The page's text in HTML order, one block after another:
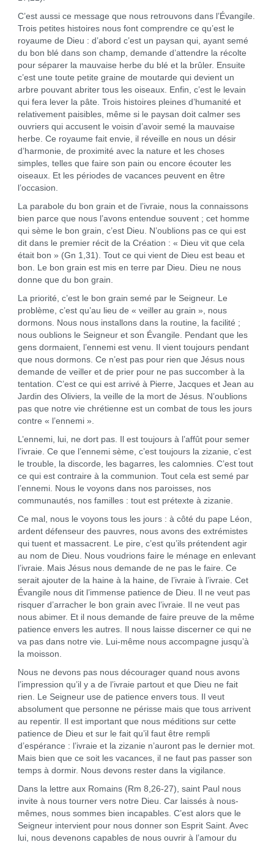
C’est aussi ce message que nous retrouvons dans l’Évangile.
Trois petites histoires nous font comprendre ce qu’est le
royaume de Dieu : d’abord c’est un paysan qui, ayant semé
du bon blé dans son champ, demande d’attendre la récolte
pour séparer la mauvaise herbe du blé et la brûler. Ensuite
c’est une toute petite graine de moutarde qui devient un
arbre pouvant abriter tous les oiseaux. Enfin, c’est le levain
qui fera lever la pâte. Trois histoires pleines d’humanité et
relativement paisibles, même si le paysan doit calmer ses
ouvriers qui accusent le voisin d’avoir semé la mauvaise
herbe. Ce royaume fait envie, il réveille en nous un désir
d’harmonie, de proximité avec la nature et les choses
simples, telles que faire son pain ou encore écouter les
oiseaux. Et les périodes de vacances peuvent en être
l’occasion.
La parabole du bon grain et de l’ivraie, nous la connaissons
bien parce que nous l’avons entendue souvent ; cet homme
qui sème le bon grain, c’est Dieu. N’oublions pas ce qui est
dit dans le premier récit de la Création : « Dieu vit que cela
était bon » (Gn 1,31). Tout ce qui vient de Dieu est beau et
bon. Le bon grain est mis en terre par Dieu. Dieu ne nous
donne que du bon grain.
La priorité, c’est le bon grain semé par le Seigneur. Le
problème, c’est qu’au lieu de « veiller au grain », nous
dormons. Nous nous installons dans la routine, la facilité ;
nous oublions le Seigneur et son Évangile. Pendant que les
gens dormaient, l’ennemi est venu. Il vient toujours pendant
que nous dormons. Ce n’est pas pour rien que Jésus nous
demande de veiller et de prier pour ne pas succomber à la
tentation. C’est ce qui est arrivé à Pierre, Jacques et Jean au
Jardin des Oliviers, la veille de la mort de Jésus. N’oublions
pas que notre vie chrétienne est un combat de tous les jours
contre « l’ennemi ».
L’ennemi, lui, ne dort pas. Il est toujours à l’affût pour semer
l’ivraie. Ce que l’ennemi sème, c’est toujours la zizanie, c’est
le trouble, la discorde, les bagarres, les calomnies. C’est tout
ce qui est contraire à la communion. Tout cela est semé par
l’ennemi. Nous le voyons dans nos paroisses, nos
communautés, nos familles : tout est prétexte à zizanie.
Ce mal, nous le voyons tous les jours : à côté du pape Léon,
ardent défenseur des pauvres, nous avons des extrémistes
qui tuent et massacrent. Le pire, c’est qu’ils prétendent agir
au nom de Dieu. Nous voudrions faire le ménage en enlevant
l’ivraie. Mais Jésus nous demande de ne pas le faire. Ce
serait ajouter de la haine à la haine, de l’ivraie à l’ivraie. Cet
Évangile nous dit l’immense patience de Dieu. Il ne veut pas
risquer d’arracher le bon grain avec l’ivraie. Il ne veut pas
nous abimer. Et il nous demande de faire preuve de la même
patience envers les autres. Il nous laisse discerner ce qui ne
va pas dans notre vie. Lui-même nous accompagne jusqu’à
la moisson.
Nous ne devons pas nous décourager quand nous avons
l’impression qu’il y a de l’ivraie partout et que Dieu ne fait
rien. Le Seigneur use de patience envers tous. Il veut
absolument que personne ne périsse mais que tous arrivent
au repentir. Il est important que nous méditions sur cette
patience de Dieu et sur le fait qu’il faut être rempli
d’espérance : l’ivraie et la zizanie n’auront pas le dernier mot.
Mais bien que ce soit les vacances, il ne faut pas passer son
temps à dormir. Nous devons rester dans la vigilance.
Dans la lettre aux Romains (Rm 8,26-27), saint Paul nous
invite à nous tourner vers notre Dieu. Car laissés à nous-
mêmes, nous sommes bien incapables. C’est alors que le
Seigneur intervient pour nous donner son Esprit Saint. Avec
lui, nous devenons capables de nous ouvrir à l’amour du